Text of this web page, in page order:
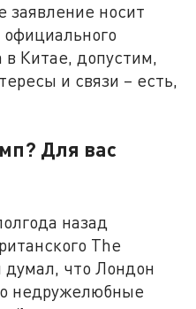
заявление носит
в Китае, допустим,
и связи – есть,
Для вас
назад
The
думал, что Лондон
недружелюбные